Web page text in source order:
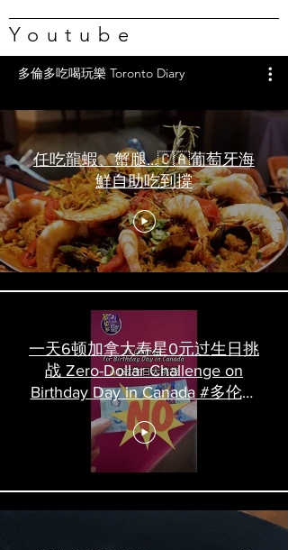
Youtube
多倫多吃喝玩樂 Toronto Diary
任吃龍蝦、蟹腿…🇨🇦葡萄牙海
鮮自助吃到撐
一天6顿加拿大寿星0元过生日挑
战 Zero-Dollar Challenge on
Birthday Day in Canada #多伦多
吃喝玩乐 #多伦多美食
#torontofood